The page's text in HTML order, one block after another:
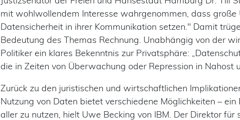
mit wohlwollendem Interesse wahrgenommen, dass
Datensicherheit in ihrer Kommunikation setzen." Damit
Bedeutung des Themas Rechnung. Unabhängig von der
Politiker ein klares Bekenntnis zur Privatsphäre:
die in Zeiten von Überwachung oder Repression in Nahost
Zurück zu den juristischen und wirtschaftlichen
Nutzung von Daten bietet verschiedene Möglichkeiten –
aller zu nutzen, hielt Uwe Becking von IBM. Der Direktor